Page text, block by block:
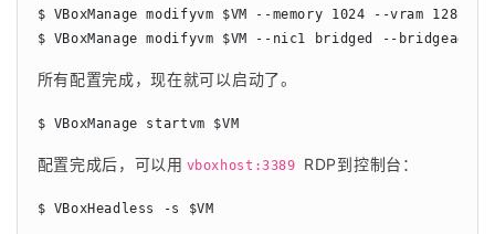
$ VBoxManage modifyvm $VM --memory 1024 --vram 128
$ VBoxManage modifyvm $VM --nic1 bridged --
所有配置完成，现在就可以启动了。
$ VBoxManage startvm $VM
配置完成后，可以用 vboxhost:3389 RDP到控制台：
$ VBoxHeadless -s $VM